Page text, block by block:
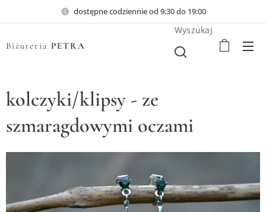
dostępne codziennie od 9:30 do 19:00
Biżuteria PETRA
Wyszukaj
kolczyki/klipsy - ze
szmaragdowymi oczami